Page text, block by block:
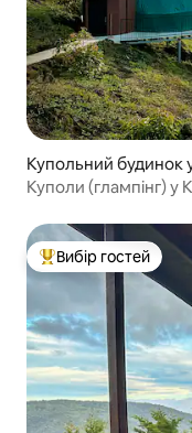
Купольний будинок
Куполи (глампінг) у
Топ вибір гостей
Вибір гостей